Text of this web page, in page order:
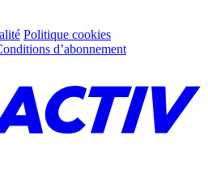
Politique cookies
d’abonnement